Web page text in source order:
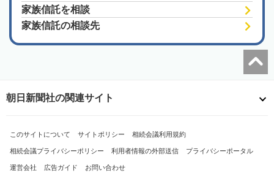
家族信託を相談
家族信託の相談先
朝日新聞社の関連サイト
このサイトについて サイトポリシー 相続会議利用規約
相続会議プライバシーポリシー 利用者情報の外部送信 プライバシーポータル
運営会社 広告ガイド お問い合わせ